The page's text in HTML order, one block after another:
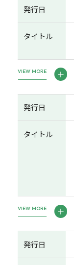
発行日
タイトル
VIEW MORE
発行日
タイトル
VIEW MORE
発行日